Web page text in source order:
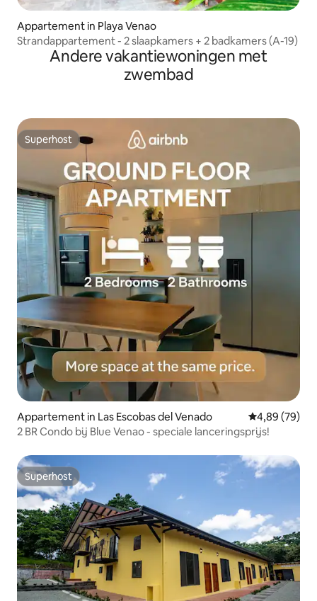
Appartement in Playa Venao
Strandappartement - 2 slaapkamers + 2 badkamers (A-19)
Andere vakantiewoningen met
zwembad
Superhost
Superhost
Appartement in Las Escobas del Venado Gemiddelde
4,89 (79)
2 BR Condo bij Blue Venao - speciale lanceringsprijs!
Superhost
Superhost